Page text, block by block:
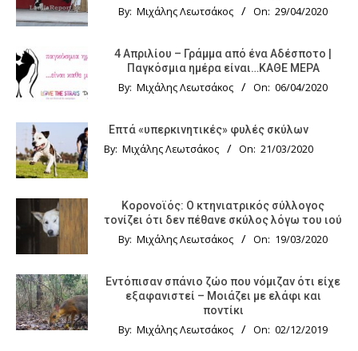
By: Μιχάλης Λεωτσάκος On: 29/04/2020
4 Απριλίου – Γράμμα από ένα Αδέσποτο |
Παγκόσμια ημέρα είναι…ΚΑΘΕ ΜΕΡΑ
By: Μιχάλης Λεωτσάκος On: 06/04/2020
Επτά «υπερκινητικές» φυλές σκύλων
By: Μιχάλης Λεωτσάκος On: 21/03/2020
Κορονοϊός: Ο κτηνιατρικός σύλλογος
τονίζει ότι δεν πέθανε σκύλος λόγω του ιού
By: Μιχάλης Λεωτσάκος On: 19/03/2020
Εντόπισαν σπάνιο ζώο που νόμιζαν ότι είχε
εξαφανιστεί – Μοιάζει με ελάφι και
ποντίκι
By: Μιχάλης Λεωτσάκος On: 02/12/2019